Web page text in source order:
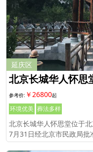
延庆区
北京长城华人怀思
￥26800
环境优美 葬法多样
北京长城华人怀思堂位于
7月31日经北京市民政局批
业法人，专营骨灰存放和